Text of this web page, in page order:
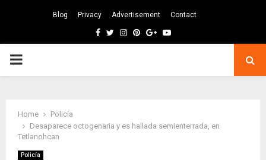
Blog Privacy Advertisement Contact
Facebook
TwitterInstagram
Pinterest
GoogleYoutube
PRIMARY
Home
Policía
Desaparece octogenaria y es hallada semienterrada, en
Tetlanohcan
Policía